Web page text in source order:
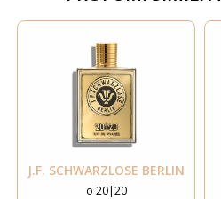
J.F. SCHWARZLOSE BERLIN
o 20|20